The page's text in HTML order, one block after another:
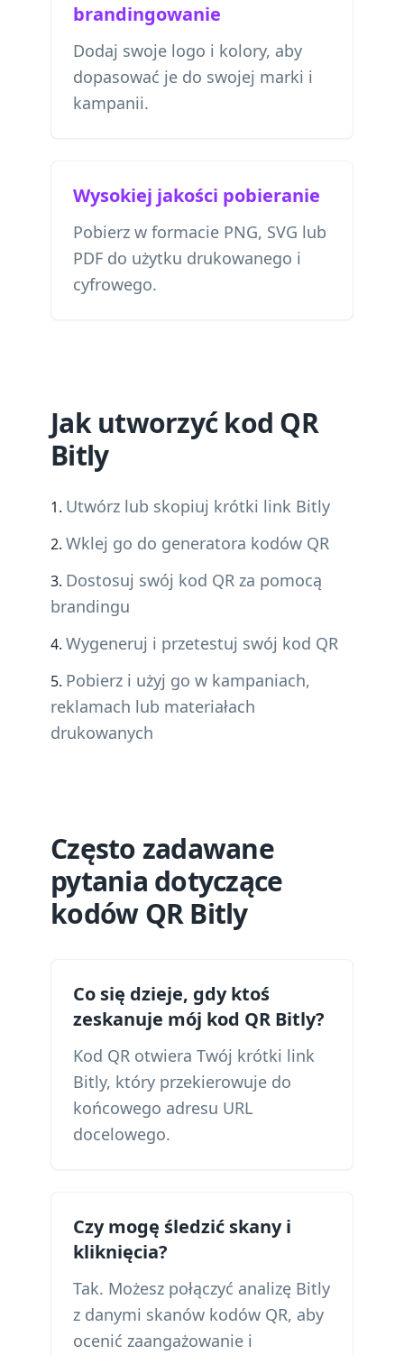
brandingowanie
Dodaj swoje logo i kolory, aby
dopasować je do swojej marki i
kampanii.
Wysokiej jakości pobieranie
Pobierz w formacie PNG, SVG lub
PDF do użytku drukowanego i
cyfrowego.
Jak utworzyć kod QR
Bitly
Utwórz lub skopiuj krótki link Bitly
Wklej go do generatora kodów QR
Dostosuj swój kod QR za pomocą
brandingu
Wygeneruj i przetestuj swój kod QR
Pobierz i użyj go w kampaniach,
reklamach lub materiałach
drukowanych
Często zadawane
pytania dotyczące
kodów QR Bitly
Co się dzieje, gdy ktoś
zeskanuje mój kod QR Bitly?
Kod QR otwiera Twój krótki link
Bitly, który przekierowuje do
końcowego adresu URL
docelowego.
Czy mogę śledzić skany i
kliknięcia?
Tak. Możesz połączyć analizę Bitly
z danymi skanów kodów QR, aby
ocenić zaangażowanie i